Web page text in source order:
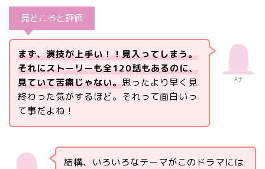
見どころと評価
A子
まず、演技が上手い！！見入ってしまう。
それにストーリーも全120話もあるのに、
見ていて苦痛じゃない。思ったより早く見
終わった気がするほど。それって面白いっ
て事だよね！
結構、いろいろなテーマがこのドラマには